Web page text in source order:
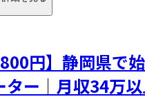
円】静岡県で
ー｜月収34万以